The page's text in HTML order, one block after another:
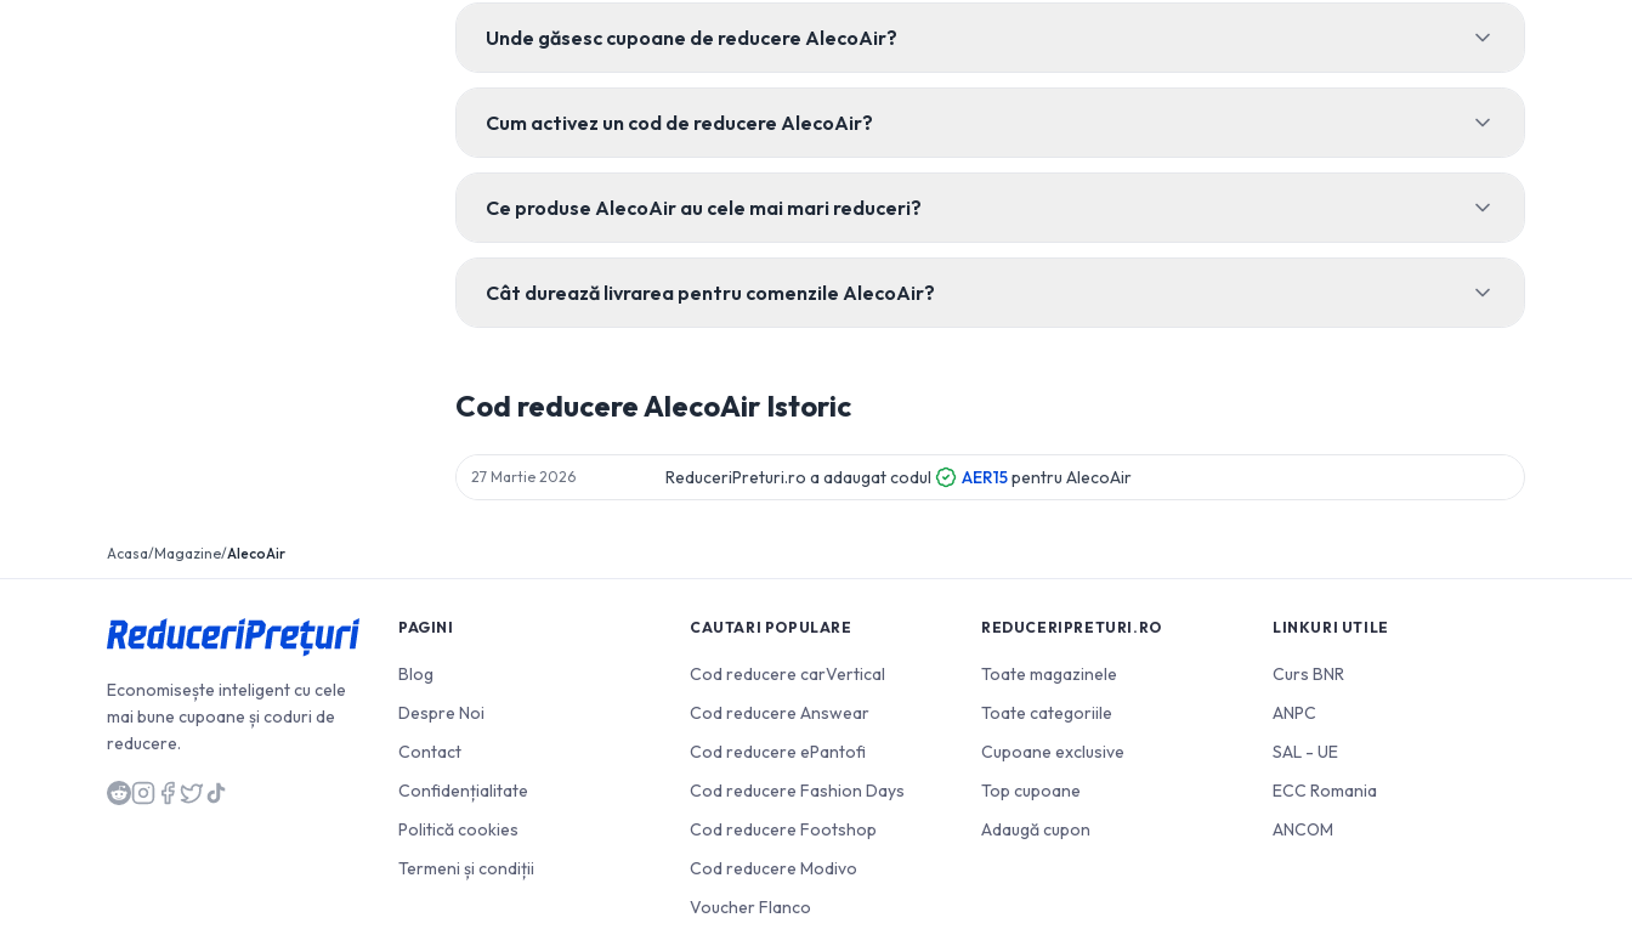
Unde găsesc cupoane de reducere AlecoAir?
Cum activez un cod de reducere AlecoAir?
Ce produse AlecoAir au cele mai mari reduceri?
Cât durează livrarea pentru comenzile AlecoAir?
Cod reducereAlecoAir Istoric
27 Martie 2026 ReduceriPreturi.ro a adaugat codul AER15pentruAlecoAir
Acasa/Magazine/AlecoAir
Economisește inteligent cu cele
mai bune cupoane și coduri de
reducere.
PAGINI
Blog
Despre Noi
Contact
Confidențialitate
Politică cookies
Termeni și condiții
CAUTARI POPULARE
Cod reducere carVertical
Cod reducere Answear
Cod reducere ePantofi
Cod reducere Fashion Days
Cod reducere Footshop
Cod reducere Modivo
Voucher Flanco
REDUCERIPRETURI.RO
Toate magazinele
Toate categoriile
Cupoane exclusive
Top cupoane
Adaugă cupon
LINKURI UTILE
Curs BNR
ANPC
SAL - UE
ECC Romania
ANCOM